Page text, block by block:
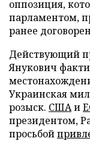
оппозиция,
парламентом,
ранее
Действующий
Янукович
Украинская
розыск. СШАи
президентом,
просьбой